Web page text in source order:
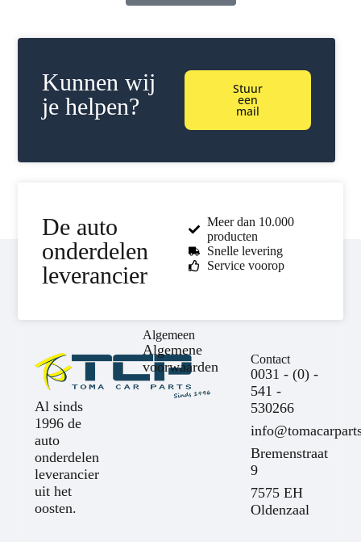
Kunnen wij
je helpen?
Stuur
een
mail
De auto
onderdelen
leverancier
Meer dan 10.000
producten
Snelle levering
Service voorop
Al sinds
1996 de
auto
onderdelen
leverancier
uit het
oosten.
Algemeen
Algemene
voorwaarden
Contact
0031 - (0) -
541 -
530266
Bremenstraat
9
7575 EH
Oldenzaal